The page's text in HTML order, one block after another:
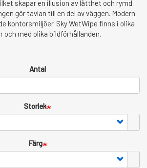
skapar en illusion av lätthet och rymd.
gör tavlan till en del av väggen. Modern
kontorsmiljöer. Sky WetWipe finns i olika
och med olika bildförhållanden.
Antal
Storlek
Färg